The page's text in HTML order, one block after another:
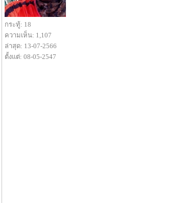
กระทู้: 18
ความเห็น: 1,107
ล่าสุด: 13-07-2566
ตั้งแต่: 08-05-2547